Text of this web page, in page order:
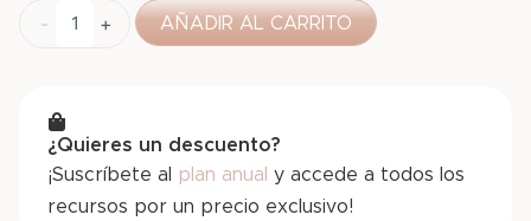
- + AÑADIR AL CARRITO
¿Quieres un descuento?
¡Suscríbete al
plan anual y accede a todos los
recursos por un precio exclusivo!